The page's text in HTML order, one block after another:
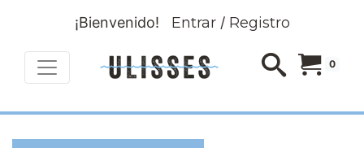
¡Bienvenido! Entrar/ Registro
0